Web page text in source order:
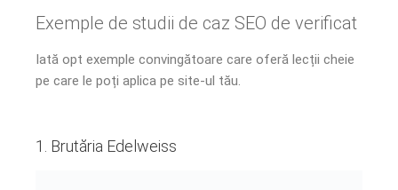
Exemple de studii de caz SEO de verificat
Iată opt exemple convingătoare care oferă lecții cheie
pe care le poți aplica pe site-ul tău.
1. Brutăria Edelweiss